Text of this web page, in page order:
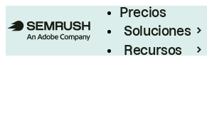
Precios
Soluciones
Recursos